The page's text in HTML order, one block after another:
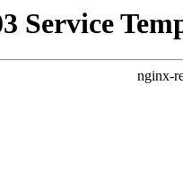
Service
nginx-